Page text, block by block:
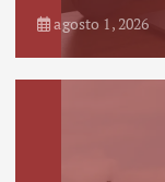
agosto 1, 2026